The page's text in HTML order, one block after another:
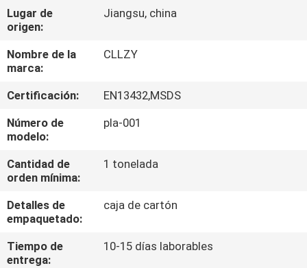
SOBRE
NOSOTROS
RECORRIDO
POR
LA
DE
CALIDAD
Lugar de
origen:
Jiangsu, china
Nombre de la
marca:
CLLZY
Certificación:
EN13432,MSDS
Número de
modelo:
pla-001
Cantidad de
orden mínima:
1 tonelada
Detalles de
empaquetado:
caja de cartón
Tiempo de
entrega:
10-15 días laborables